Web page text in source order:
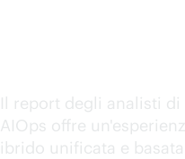
Il report degli analisti di
AIOps offre
ibrido unificata e